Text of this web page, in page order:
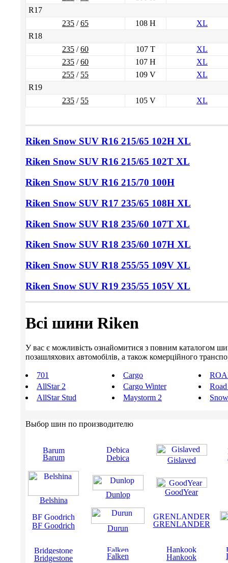
R17
235 /65 108 H
XL
R18
235 /60 107 T
XL
235 /60 107 H
XL
255 / 55 109 V
XL
R19
235 / 55 105 V XL
Riken Snow SUV R16 215/65 102H XL
Riken Snow SUV R16 215/65 102T XL
Riken Snow SUV R16 215/70 100H
Riken Snow SUV R17 235/65 108H XL
Riken Snow SUV R18 235/60 107T XL
Riken Snow SUV R18 235/60 107H XL
Riken Snow SUV R18 255/55 109V XL
Riken Snow SUV R19 235/55 105V XL
Всі шини Riken
У вас є можливість ознайомитися з повним каталогом
позашляхових автомобілів, а також комерційного
701
AllStar 2
AllStar Stud
Cargo
Cargo Winter
Maystorm 2
Snow
Выбор шин по производителю
Barum
Belshina
BF Goodrich
Bridgestone
Debica
Dunlop
Durun
Falken
Gislaved
GoodYear
GRENLANDER
Hankook